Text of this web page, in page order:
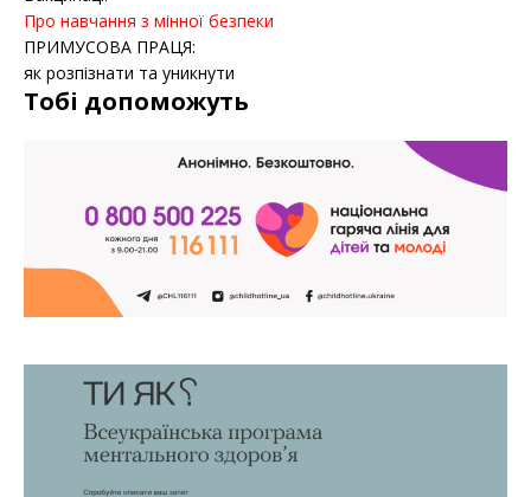
Про навчання з мінної безпеки
ПРИМУСОВА ПРАЦЯ:
як розпізнати та уникнути
Тобі допоможуть